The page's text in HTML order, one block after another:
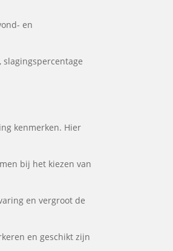
en
kenmerken. Hier
bij het kiezen van
en vergroot de
en geschikt zijn